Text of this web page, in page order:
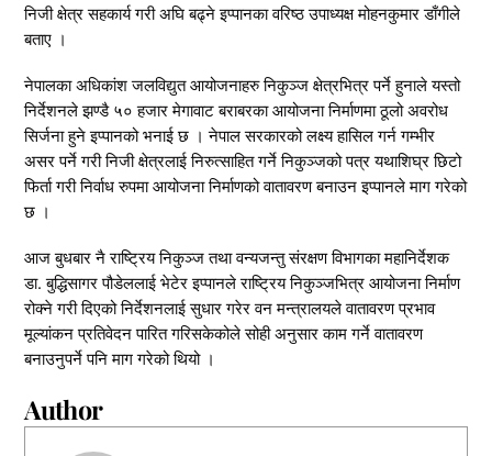
निजी क्षेत्र सहकार्य गरी अघि बढ्ने इप्पानका वरिष्ठ उपाध्यक्ष मोहनकुमार डाँगीले
बताए ।
नेपालका अधिकांश जलविद्युत आयोजनाहरु निकुञ्ज क्षेत्रभित्र पर्ने हुनाले यस्तो
निर्देशनले झण्डै ५० हजार मेगावाट बराबरका आयोजना निर्माणमा ठूलो अवरोध
सिर्जना हुने इप्पानको भनाई छ । नेपाल सरकारको लक्ष्य हासिल गर्न गम्भीर
असर पर्ने गरी निजी क्षेत्रलाई निरुत्साहित गर्ने निकुञ्जको पत्र यथाशिघ्र छिटो
फिर्ता गरी निर्वाध रुपमा आयोजना निर्माणको वातावरण बनाउन इप्पानले माग गरेको
छ ।
आज बुधबार नै राष्ट्रिय निकुञ्ज तथा वन्यजन्तु संरक्षण विभागका महानिर्देशक
डा. बुद्धिसागर पौडेललाई भेटेर इप्पानले राष्ट्रिय निकुञ्जभित्र आयोजना निर्माण
रोक्ने गरी दिएको निर्देशनलाई सुधार गरेर वन मन्त्रालयले वातावरण प्रभाव
मूल्यांकन प्रतिवेदन पारित गरिसकेकोले सोही अनुसार काम गर्ने वातावरण
बनाउनुपर्ने पनि माग गरेको थियो ।
Author